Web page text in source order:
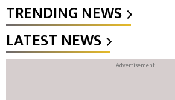
TRENDING NEWS
LATEST NEWS